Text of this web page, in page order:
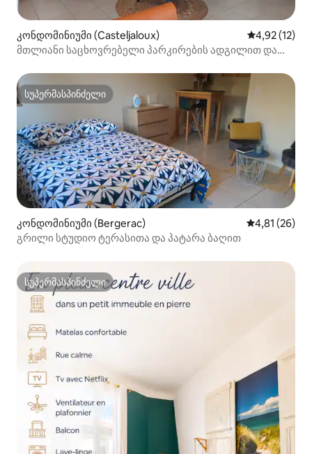
კონდომინიუმი (Casteljaloux) საშუალო
4,92 (12)
მთლიანი საცხოვრებელი პარკირების ადგილით და
სუპერმასპინძელი
სუპერმასპინძელი
კონდომინიუმი (Bergerac) საშუალო
4,81 (26)
გრილი სტუდიო ტერასითა და პატარა ბაღით
სუპერმასპინძელი
სუპერმასპინძელი